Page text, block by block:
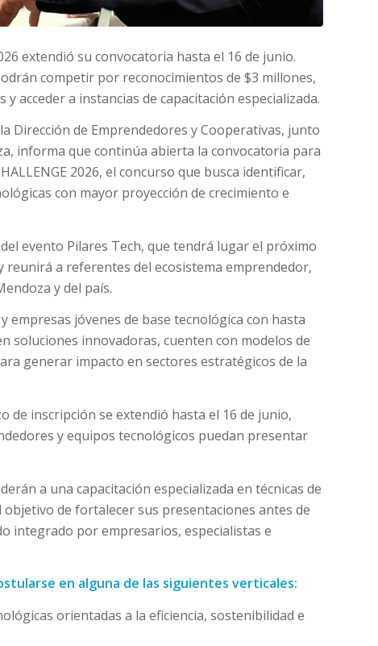
extendió su convocatoria hasta el 16 de junio.
competir por reconocimientos de $3 millones,
acceder a instancias de capacitación especializada.
Dirección de Emprendedores y Cooperativas, junto
informa que continúa abierta la convocatoria para
2026, el concurso que busca identificar,
con mayor proyección de crecimiento e
evento Pilares Tech, que tendrá lugar el próximo
reunirá a referentes del ecosistema emprendedor,
y del país.
empresas jóvenes de base tecnológica con hasta
soluciones innovadoras, cuenten con modelos de
generar impacto en sectores estratégicos de la
de inscripción se extendió hasta el 16 de junio,
y equipos tecnológicos puedan presentar
a una capacitación especializada en técnicas de
de fortalecer sus presentaciones antes de
integrado por empresarios, especialistas e
en alguna de las siguientes verticales:
orientadas a la eficiencia, sostenibilidad e